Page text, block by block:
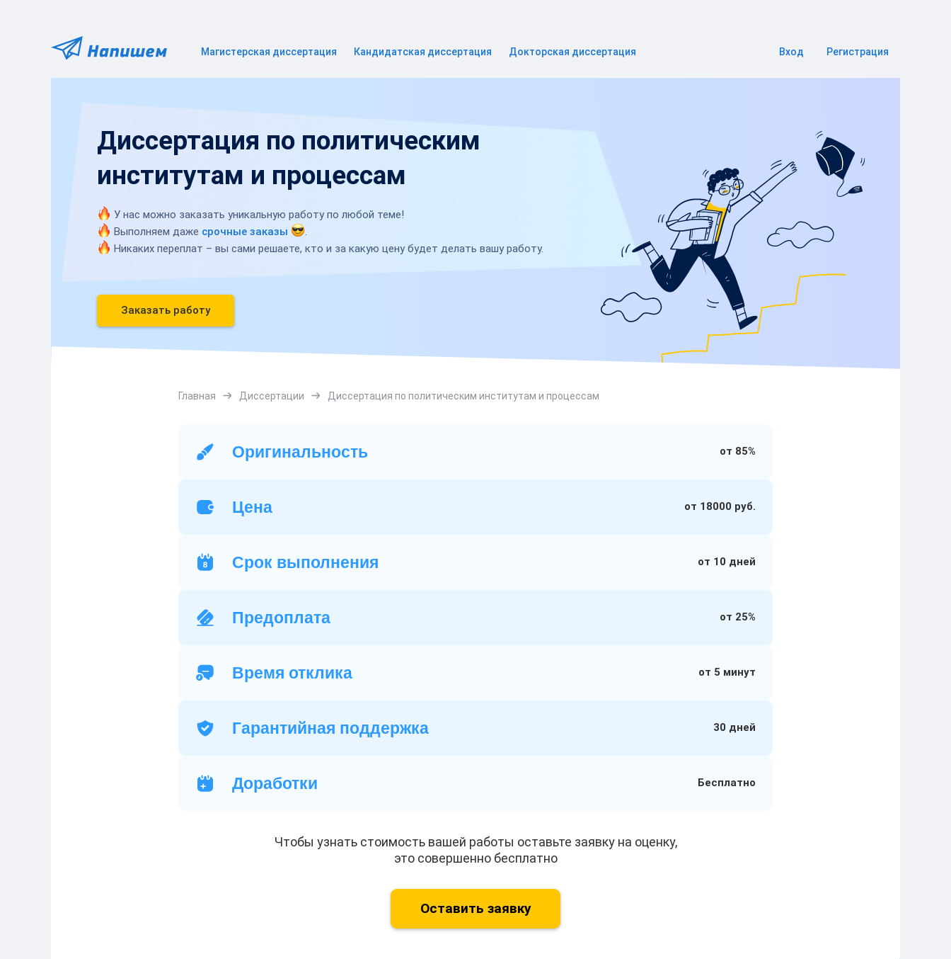
Магистерская диссертация Кандидатская диссертация Докторская диссертация Вход Регистрация
Диссертация по политическим
институтам и процессам
У нас можно заказать уникальную работу по любой теме!
Выполняем даже срочные заказы
.
Никаких переплат – вы сами решаете, кто и за какую цену будет делать вашу работу.
Заказать работу
Главная Диссертации Диссертация по политическим институтам и процессам
Оригинальность от 85%
Цена от 18000 руб.
Срок выполнения от 10 дней
Предоплата от 25%
Время отклика от 5 минут
Гарантийная поддержка 30 дней
Доработки Бесплатно
Чтобы узнать стоимость вашей работы оставьте заявку на оценку,
это совершенно бесплатно
Оставить заявку